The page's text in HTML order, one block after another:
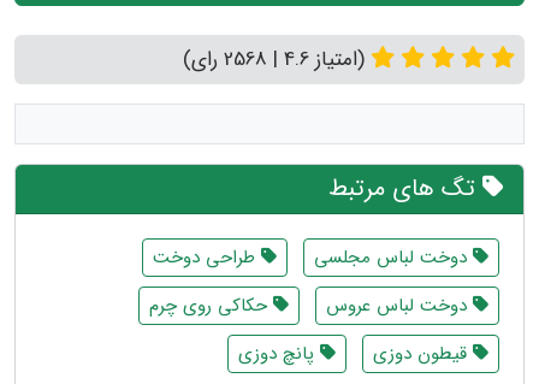
(امتیاز 4.6 | 2568 رای)
تگ های مرتبط
دوخت لباس مجلسی
طراحی دوخت
دوخت لباس عروس
حکاکی روی چرم
قیطون دوزی
پانچ دوزی